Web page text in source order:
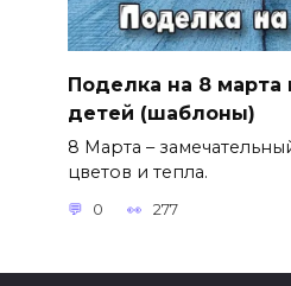
Поделка на 8 марта
детей (шаблоны)
8 Марта –
цветов и тепла.
0 277